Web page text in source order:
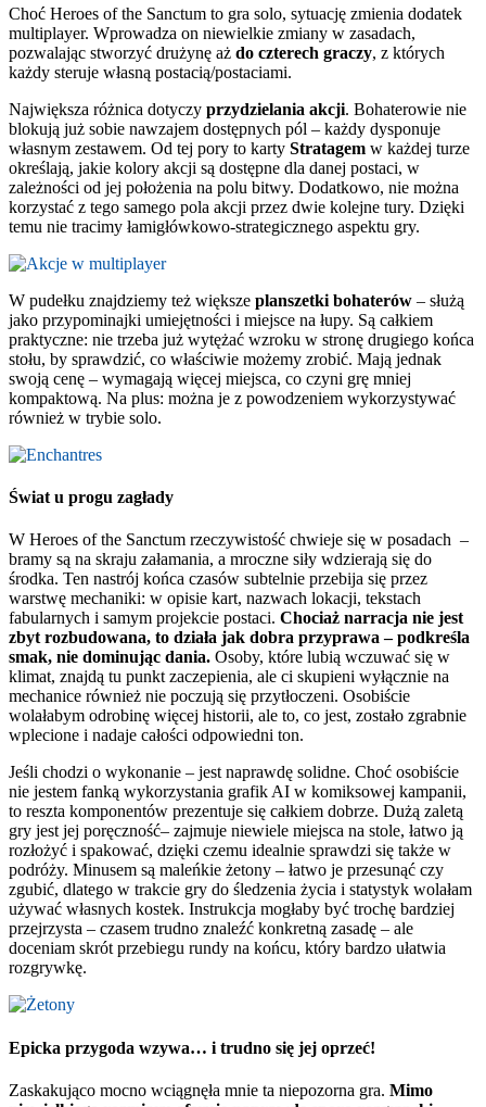
Choć Heroes of the Sanctum to gra solo, sytuację zmienia dodatek
multiplayer. Wprowadza on niewielkie zmiany w zasadach,
pozwalając stworzyć drużynę aż do czterech graczy, z których
każdy steruje własną postacią/postaciami.
Największa różnica dotyczy przydzielania akcji. Bohaterowie nie
blokują już sobie nawzajem dostępnych pól – każdy dysponuje
własnym zestawem. Od tej pory to karty Stratagem w każdej turze
określają, jakie kolory akcji są dostępne dla danej postaci, w
zależności od jej położenia na polu bitwy. Dodatkowo, nie można
korzystać z tego samego pola akcji przez dwie kolejne tury. Dzięki
temu nie tracimy łamigłówkowo-strategicznego aspektu gry.
W pudełku znajdziemy też większe planszetki bohaterów – służą
jako przypominajki umiejętności i miejsce na łupy. Są całkiem
praktyczne: nie trzeba już wytężać wzroku w stronę drugiego końca
stołu, by sprawdzić, co właściwie możemy zrobić. Mają jednak
swoją cenę – wymagają więcej miejsca, co czyni grę mniej
kompaktową. Na plus: można je z powodzeniem wykorzystywać
również w trybie solo.
Świat u progu zagłady
W Heroes of the Sanctum rzeczywistość chwieje się w posadach –
bramy są na skraju załamania, a mroczne siły wdzierają się do
środka. Ten nastrój końca czasów subtelnie przebija się przez
warstwę mechaniki: w opisie kart, nazwach lokacji, tekstach
fabularnych i samym projekcie postaci. Chociaż narracja nie jest
zbyt rozbudowana, to działa jak dobra przyprawa – podkreśla
smak, nie dominując dania. Osoby, które lubią wczuwać się w
klimat, znajdą tu punkt zaczepienia, ale ci skupieni wyłącznie na
mechanice również nie poczują się przytłoczeni. Osobiście
wolałabym odrobinę więcej historii, ale to, co jest, zostało zgrabnie
wplecione i nadaje całości odpowiedni ton.
Jeśli chodzi o wykonanie – jest naprawdę solidne. Choć osobiście
nie jestem fanką wykorzystania grafik AI w komiksowej kampanii,
to reszta komponentów prezentuje się całkiem dobrze. Dużą zaletą
gry jest jej poręczność– zajmuje niewiele miejsca na stole, łatwo ją
rozłożyć i spakować, dzięki czemu idealnie sprawdzi się także w
podróży. Minusem są maleńkie żetony – łatwo je przesunąć czy
zgubić, dlatego w trakcie gry do śledzenia życia i statystyk wolałam
używać własnych kostek. Instrukcja mogłaby być trochę bardziej
przejrzysta – czasem trudno znaleźć konkretną zasadę – ale
doceniam skrót przebiegu rundy na końcu, który bardzo ułatwia
rozgrywkę.
Epicka przygoda wzywa… i trudno się jej oprzeć!
Zaskakująco mocno wciągnęła mnie ta niepozorna gra. Mimo